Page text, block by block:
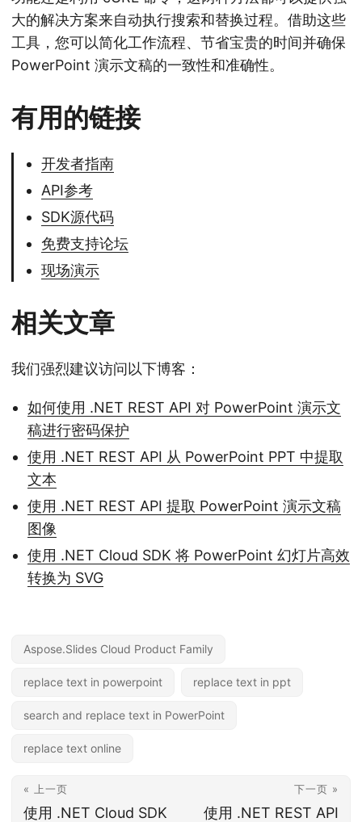
大的解决方案来自动执行搜索和替换过程。借助这些
工具，您可以简化工作流程、节省宝贵的时间并确保
PowerPoint 演示文稿的一致性和准确性。
有用的链接
开发者指南
API参考
SDK源代码
免费支持论坛
现场演示
相关文章
我们强烈建议访问以下博客：
如何使用 .NET REST API 对 PowerPoint 演示文
稿进行密码保护
使用 .NET REST API 从 PowerPoint PPT 中提取
文本
使用 .NET REST API 提取 PowerPoint 演示文稿
图像
使用 .NET Cloud SDK 将 PowerPoint 幻灯片高效
转换为 SVG
Aspose.Slides Cloud Product Family
replace text in powerpoint replace text in ppt
search and replace text in PowerPoint
replace text online
« 上一页
使用 .NET Cloud SDK
下一页 »
使用 .NET REST API